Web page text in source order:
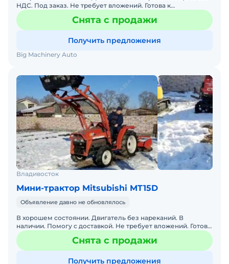
НДС. Под заказ. Не требует вложений. Готова к
Снята с продажи
Получить предложения
Big Machinery Auto
Владивосток
Мини-трактор Mitsubishi MT15D
Объявление давно не обновлялось
В хорошем состоянии. Двигатель без нареканий. В
наличии. Помогу с доставкой. Не требует вложений. Готова
к эксплуатации. рактор привезен из Японии, отличное тех
Снята с продажи
Получить предложения